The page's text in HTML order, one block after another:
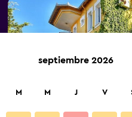
septiembre 2026
M M J V